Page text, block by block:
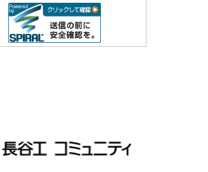
用し、これ以外の目的に利用することはあ
メンテナンス・機器の取付け・修理及び斡
に関する契約履行のため
ービスご案内等の業務委託のため、個人情